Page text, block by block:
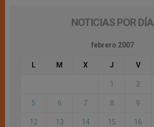
NOTICIAS POR DÍA
febrero 2007
L M X J V
1 2
5 6 7 8 9
12 13 14 15 16